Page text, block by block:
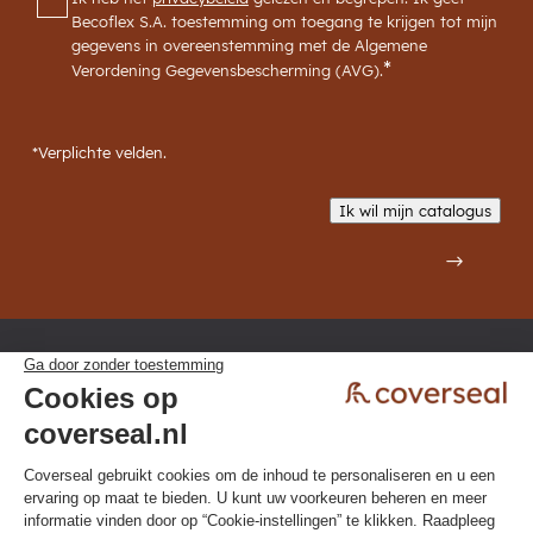
Becoflex S.A. toestemming om toegang te krijgen tot mijn
gegevens in overeenstemming met de Algemene
Verordening Gegevensbescherming (AVG).*
*Verplichte velden.
Ik wil mijn catalogus